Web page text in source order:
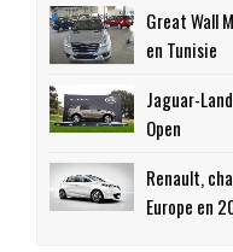
Great Wall
en Tunisie
Jaguar-
Open
Renault,
Europe en